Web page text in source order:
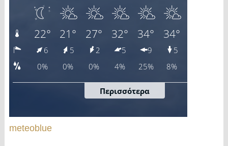
meteoblue